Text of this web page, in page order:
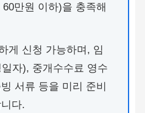
만원 이하)을 충족해
게 신청 가능하며, 임
자), 중개수수료 영수
서류 등을 미리 준비
다.